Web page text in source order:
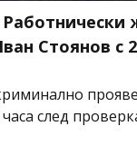
Стоянов с
след